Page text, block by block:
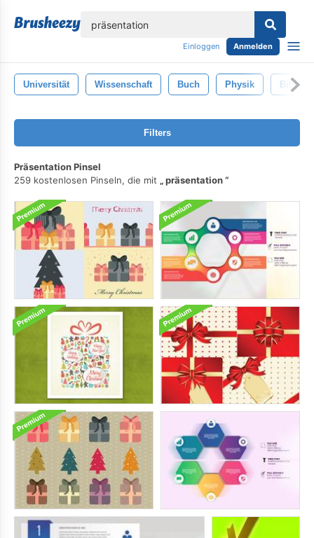
Einloggen Anmelden
Universität Wissenschaft Buch Physik Bildung
Filters
Präsentation Pinsel
259 kostenlosen Pinseln, die mit
präsentation